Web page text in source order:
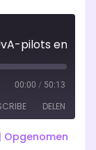
00:00 / 50:13
DELEN
| Opgenomen